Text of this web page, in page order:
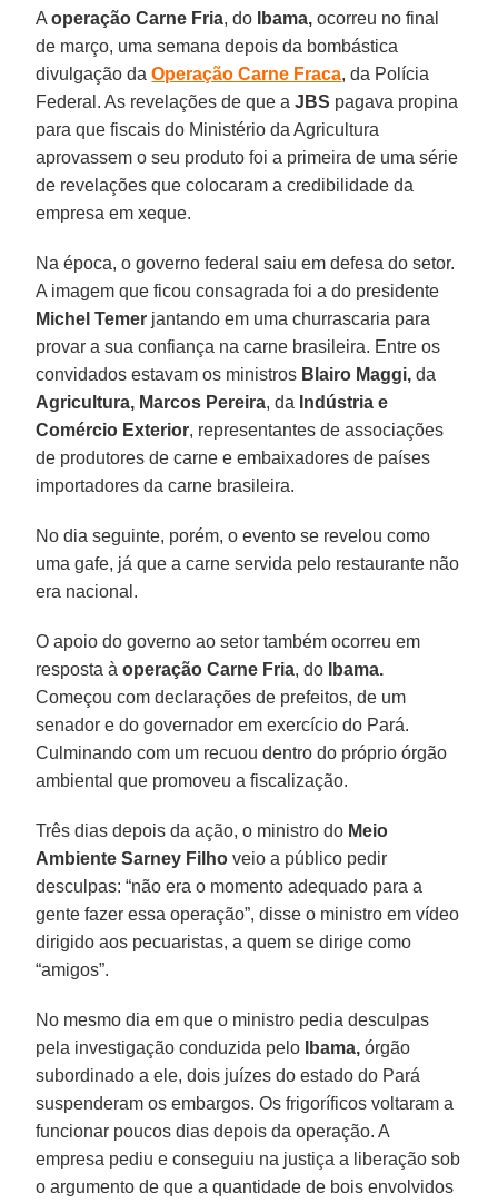
Aoperação Carne Fria, do Ibama, ocorreu no final
de março, uma semana depois da bombástica
divulgação daOperação Carne Fraca, da Polícia
Federal. As revelações de que aJBS pagava propina
para que fiscais do Ministério da Agricultura
aprovassem o seu produto foi a primeira de uma série
de revelações que colocaram a credibilidade da
empresa em xeque.
Na época, o governo federal saiu em defesa do setor.
A imagem que ficou consagrada foi a do presidente
Michel Temer jantando em uma churrascaria para
provar a sua confiança na carne brasileira. Entre os
convidados estavam os ministros Blairo Maggi, da
Agricultura, Marcos Pereira, da Indústria e
Comércio Exterior, representantes de associações
de produtores de carne e embaixadores de países
importadores da carne brasileira.
No dia seguinte, porém, o evento se revelou como
uma gafe, já que a carne servida pelo restaurante não
era nacional.
O apoio do governo ao setor também ocorreu em
resposta àoperação Carne Fria, do
Ibama.
Começou com declarações de prefeitos, de um
senador e do governador em exercício do Pará.
Culminando com um recuou dentro do próprio órgão
ambiental que promoveu a fiscalização.
Três dias depois da ação, o ministro do Meio
Ambiente Sarney Filho veio a público pedir
desculpas: “não era o momento adequado para a
gente fazer essa operação”, disse o ministro em vídeo
dirigido aos pecuaristas, a quem se dirige como
“amigos”.
No mesmo dia em que o ministro pedia desculpas
pela investigação conduzida pelo
Ibama, órgão
subordinado a ele, dois juízes do estado do Pará
suspenderam os embargos. Os frigoríficos voltaram a
funcionar poucos dias depois da operação. A
empresa pediu e conseguiu na justiça a liberação sob
o argumento de que a quantidade de bois envolvidos